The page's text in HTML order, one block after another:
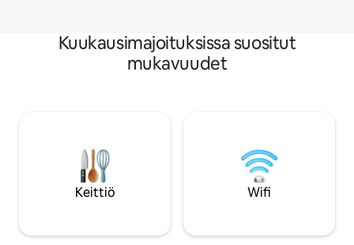
Kuukausimajoituksissa suositut
mukavuudet
Keittiö Wifi